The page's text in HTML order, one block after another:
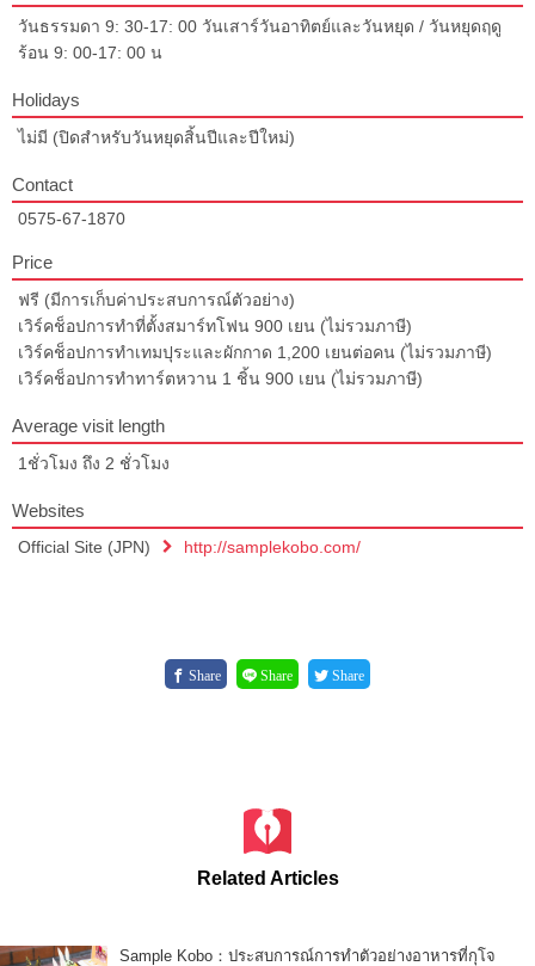
วันธรรมดา 9: 30-17: 00 วันเสาร์วันอาทิตย์และวันหยุด / วันหยุดฤดู
ร้อน 9: 00-17: 00 น
Holidays
ไม่มี (ปิดสำหรับวันหยุดสิ้นปีและปีใหม่)
Contact
0575-67-1870
Price
ฟรี (มีการเก็บค่าประสบการณ์ตัวอย่าง)
เวิร์คช็อปการทำที่ตั้งสมาร์ทโฟน 900 เยน (ไม่รวมภาษี)
เวิร์คช็อปการทำเทมปุระและผักกาด 1,200 เยนต่อคน (ไม่รวมภาษี)
เวิร์คช็อปการทำทาร์ตหวาน 1 ชิ้น 900 เยน (ไม่รวมภาษี)
Average visit length
1ชั่วโมง ถึง 2 ชั่วโมง
Websites
Official Site (JPN) http://samplekobo.com/
Share Share Share
Related Articles
Sample Kobo：ประสบการณ์การทำตัวอย่างอาหารที่กุโจ